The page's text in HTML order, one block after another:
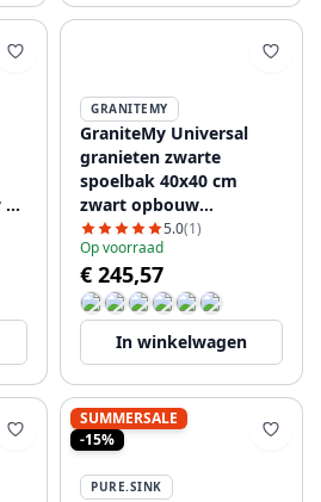
GRANITEMY
GraniteMy Universal
granieten zwarte
spoelbak 40x40 cm
zwart opbouw
onderbouw en
vlakinbouw met zwarte
plug 1208967112
5.0(1)
Op voorraad
€ 245,57
In winkelwagen
SUMMERSALE
-15%
PURE.SINK